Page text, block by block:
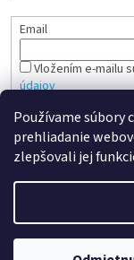
Používame súbory
prehliadanie
zlepšovali jej
Email
Vložením e-mailu
údajov
PRIHLÁSIŤ SA
Copyright 2026